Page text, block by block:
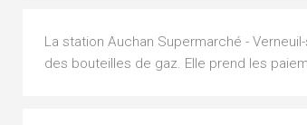
La station Auchan Supermarché -
des bouteilles de gaz. Elle prend les